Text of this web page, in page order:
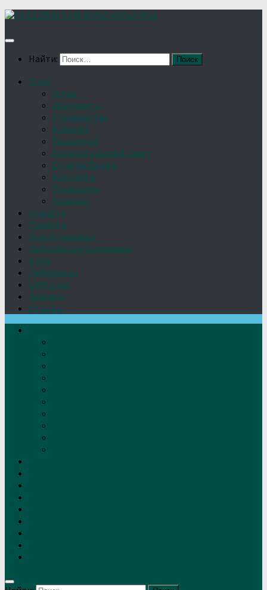
Найти:
О нас
Устав
Документы
Руководство
Команда
Правление
Попечительский совет
Отчёты фонда
Контакты
Реквизиты
Решение
Новости
Проекты
Дом Игумновых
Лебедянские художники
Фото
Лебедянцы
СМИ о нас
Земляки
Отзывы